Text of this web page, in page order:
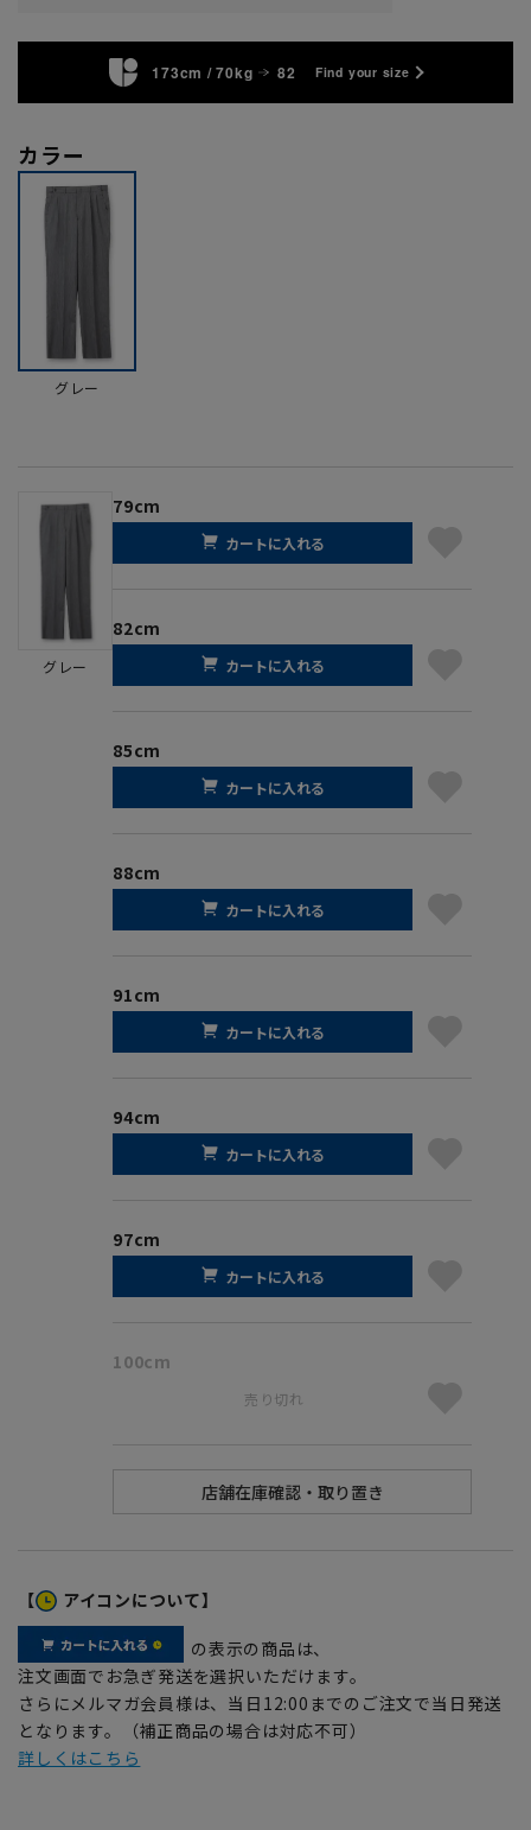
173cm / 70kg 82 Find your size
カラー
グレー
グレー
79cm
カートに入れる
82cm
カートに入れる
85cm
カートに入れる
88cm
カートに入れる
91cm
カートに入れる
94cm
カートに入れる
97cm
カートに入れる
100cm
売り切れ
【 アイコンについて】
の表示の商品は、
注文画面でお急ぎ発送を選択いただけます。
さらにメルマガ会員様は、当日12:00までのご注文で当日発送
となります。（補正商品の場合は対応不可）
詳しくはこちら